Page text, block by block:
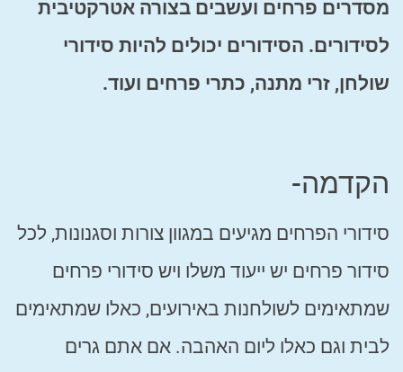
מסדרים פרחים ועשבים בצורה אטרקטיבית
לסידורים. הסידורים יכולים להיות סידורי
שולחן, זרי מתנה, כתרי פרחים ועוד.
הקדמה-
סידורי הפרחים מגיעים במגוון צורות וסגנונות, לכל
סידור פרחים יש ייעוד משלו ויש סידורי פרחים
שמתאימים לשולחנות באירועים, כאלו שמתאימים
לבית וגם כאלו ליום האהבה. אם אתם גרים